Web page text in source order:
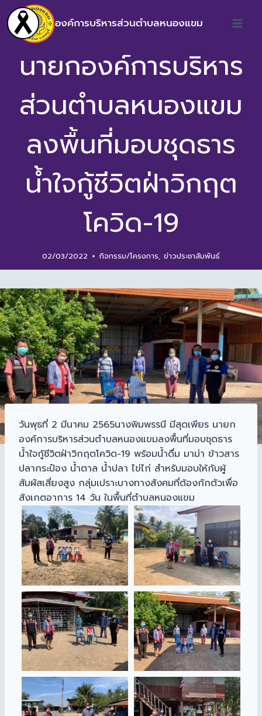
องค์การบริหารส่วนตำบลหนองแขม
นายกองค์การบริหาร
ส่วนตำบลหนองแขม
ลงพื้นที่มอบชุดธาร
น้ำใจกู้ชีวิตฝ่าวิกฤต
โควิด-19
02/03/2022 กิจกรรม/โครงการ, ข่าวประชาสัมพันธ์
วันพุธที่ 2 มีนาคม 2565นางพิมพรรนี มีสุดเพียร นายก
องค์การบริหารส่วนตำบลหนองแขมลงพื้นที่มอบชุดธาร
น้ำใจกู้ชีวิตฝ่าวิกฤตโควิด-19​ พร้อมน้ำดื่ม มาม่า ข้าวสาร
ปลากระป๋อง น้ำตาล น้ำปลา ไข่ไก่ สำหรับมอบให้กับผู้
สัมผัสเสี่ยงสูง กลุ่มเปราะบางทางสังคมที่ต้องกักตัวเพื่อ
สังเกตอาการ 14 วัน ในพื้นที่ตำบลหนองแขม